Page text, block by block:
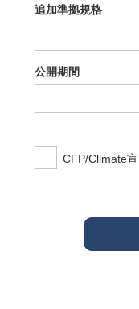
追加準拠規格
公開期間
CFP/Climate